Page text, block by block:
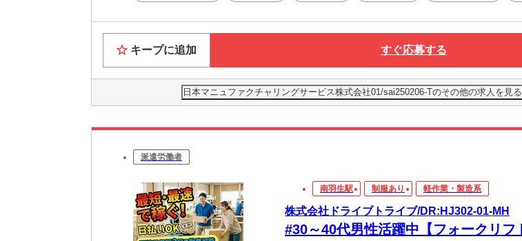
キープに追加 すぐ応募する
日本マニュファクチャリングサービス株式会社01/sai250206-Tのその他の求人を見る
派遣労働者
南羽生駅 制服あり 軽作業・製造系
株式会社ドライブトライブ/DR:HJ302-01-MH
#30～40代男性活躍中【フォークリフ